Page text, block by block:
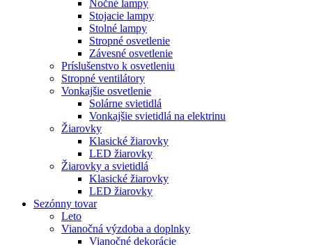
Nočné lampy
Stojacie lampy
Stolné lampy
Stropné osvetlenie
Závesné osvetlenie
Príslušenstvo k osvetleniu
Stropné ventilátory
Vonkajšie osvetlenie
Solárne svietidlá
Vonkajšie svietidlá na elektrinu
Žiarovky
Klasické žiarovky
LED žiarovky
Žiarovky a svietidlá
Klasické žiarovky
LED žiarovky
Sezónny tovar
Leto
Vianočná výzdoba a doplnky
Vianočné dekorácie